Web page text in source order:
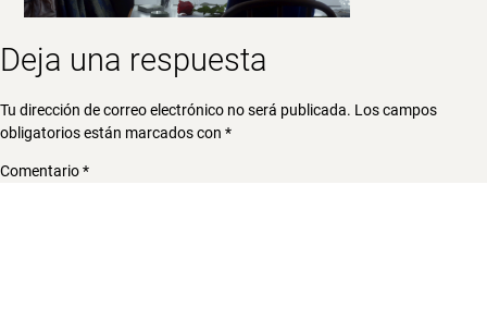
Deja una respuesta
Tu dirección de correo electrónico no será publicada. Los campos
obligatorios están marcados con *
Comentario*